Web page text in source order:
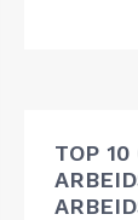
TOP